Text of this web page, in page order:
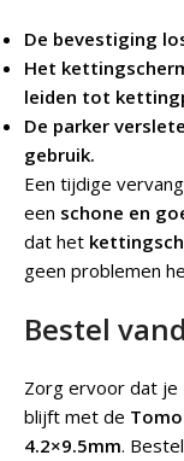
De bevestiging
Het
leiden tot
De parker
gebruik.
Een tijdige
een schone en
dat het
geen problemen
Bestel
Zorg ervoor dat je
blijft met de
4.2×9.5mm.